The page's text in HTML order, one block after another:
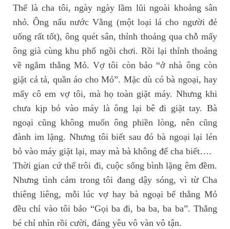
Thế là cha tôi, ngày ngày lầm lũi ngoài khoảng sân
nhỏ. Ông nấu nước Vằng (một loại lá cho người đẻ
uống rất tốt), ông quét sân, thỉnh thoảng qua chỗ mấy
ông già cùng khu phố ngồi chơi. Rồi lại thỉnh thoảng
về ngắm thằng Mỏ. Vợ tôi còn bảo “ở nhà ông còn
giặt cả tả, quần áo cho Mỏ”. Mặc dù có bà ngoại, hay
mấy cô em vợ tôi, mà họ toàn giặt máy. Nhưng khi
chưa kịp bỏ vào máy là ông lại bê đi giặt tay. Bà
ngoại cũng không muốn ông phiền lòng, nên cũng
đành im lặng. Nhưng tôi biết sau đó bà ngoại lại lén
bỏ vào máy giặt lại, may mà bà không để cha biết….
Thời gian cứ thế trôi đi, cuộc sống bình lặng êm đềm.
Nhưng tình cảm trong tôi đang dậy sóng, vì từ Cha
thiêng liêng, mỗi lúc vợ hay bà ngoại bế thằng Mỏ
đều chỉ vào tôi bảo “Gọi ba đi, ba ba, ba ba”. Thằng
bé chỉ nhìn rồi cười, đáng yêu vô vàn vô tận.